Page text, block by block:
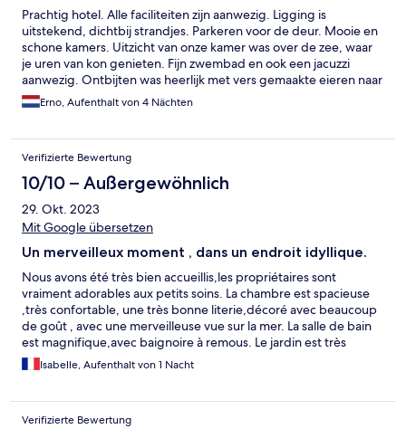
Prachtig hotel. Alle faciliteiten zijn aanwezig. Ligging is
uitstekend, dichtbij strandjes. Parkeren voor de deur. Mooie en
schone kamers. Uitzicht van onze kamer was over de zee, waar
je uren van kon genieten. Fijn zwembad en ook een jacuzzi
aanwezig. Ontbijten was heerlijk met vers gemaakte eieren naar
keuze. Eigenaren en dochter enorm vriendelijk en gezellig.
Kortom wij hebben het enorm naar ons zin gehad en zeker voor
Erno, Aufenthalt von 4 Nächten
Verifizierte Bewertung
10/10 – Außergewöhnlich
29. Okt. 2023
Mit Google übersetzen
Un merveilleux moment , dans un endroit idyllique.
Nous avons été très bien accueillis,les propriétaires sont
vraiment adorables aux petits soins. La chambre est spacieuse
,très confortable, une très bonne literie,décoré avec beaucoup
de goût , avec une merveilleuse vue sur la mer. La salle de bain
est magnifique,avec baignoire à remous. Le jardin est très
soigné et avec un superbe jacuzzi. Le déjeuner est
incroyablement magique. Les prestations sont équivalentes à un
Isabelle, Aufenthalt von 1 Nacht
Verifizierte Bewertung